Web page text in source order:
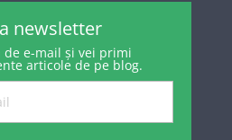
newsletter
de e-mail și vei primi
articole de pe blog.